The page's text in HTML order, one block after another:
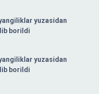
yuzasidan
borildi
yuzasidan
borildi